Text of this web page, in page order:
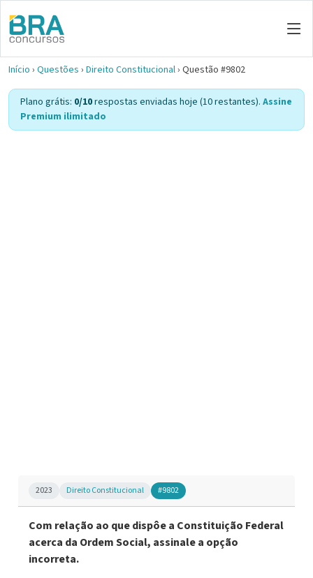
Início › Questões › Direito Constitucional› Questão #9802
Plano grátis: 0/10respostas enviadas hoje (10 restantes). Assine
Premium ilimitado
2023 Direito Constitucional #9802
Com relação ao que dispôe a Constituição Federal
acerca da Ordem Social, assinale a opção
incorreta.